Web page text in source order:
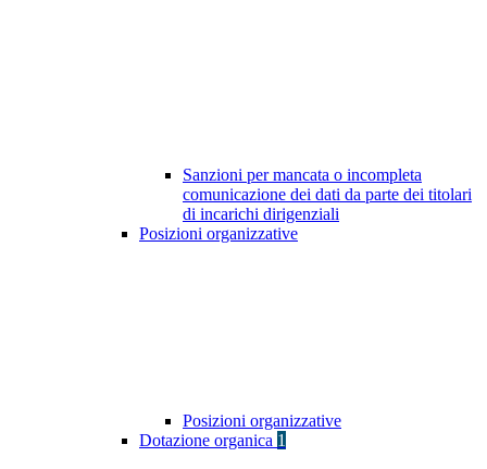
Sanzioni per mancata o incompleta
comunicazione dei dati da parte dei titolari
di incarichi dirigenziali
Posizioni organizzative
Posizioni organizzative
Dotazione organica 1